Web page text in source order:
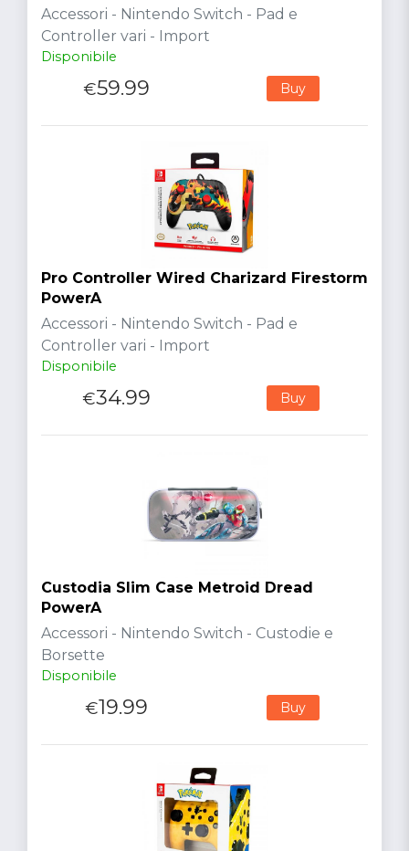
Accessori - Nintendo Switch - Pad e
Controller vari - Import
Disponibile
€59.99 Buy
Pro Controller Wired Charizard Firestorm
PowerA
Accessori - Nintendo Switch - Pad e
Controller vari - Import
Disponibile
€34.99 Buy
Custodia Slim Case Metroid Dread
PowerA
Accessori - Nintendo Switch - Custodie e
Borsette
Disponibile
€19.99 Buy